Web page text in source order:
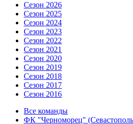
Сезон 2026
Сезон 2025
Сезон 2024
Сезон 2023
Сезон 2022
Сезон 2021
Сезон 2020
Сезон 2019
Сезон 2018
Сезон 2017
Сезон 2016
Все команды
ФК "Черноморец"